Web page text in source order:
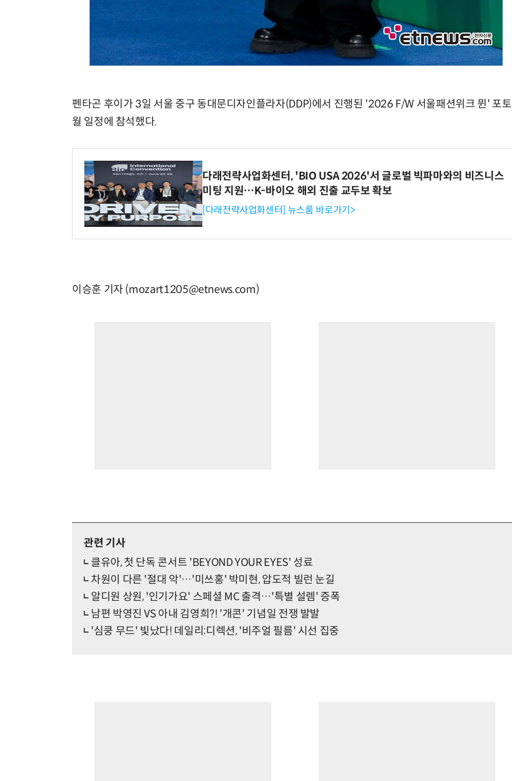
펜타곤 후이가 3일 서울 중구 동대문디자인플라자(DDP)에서 진행된 '2026 F/W 서울패션위크 뮌' 포토
월 일정에 참석했다.
다래전략사업화센터, 'BIO USA 2026'서 글로벌 빅파마와의 비즈니스
미팅 지원…K-바이오 해외 진출 교두보 확보
[다래전략사업화센터] 뉴스룸 바로가기>
이승훈 기자 (mozart1205@etnews.com)
관련 기사
클유아, 첫 단독 콘서트 'BEYOND YOUR EYES' 성료
차원이 다른 '절대 악'…'미쓰홍' 박미현, 압도적 빌런 눈길
알디원 상원, '인기가요' 스페셜 MC 출격…'특별 설렘' 증폭
남편 박영진 VS 아내 김영희?! '개콘' 기념일 전쟁 발발
'심쿵 무드' 빛났다! 데일리:디렉션, '비주얼 필름' 시선 집중